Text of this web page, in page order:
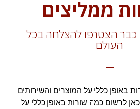
ממליצים
כבר הצטרפו להצלחה בכל
העולם
באופן כללי על המוצרים והשירותים
לרשום כמה שורות באופן כללי על